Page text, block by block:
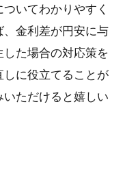
いてわかりやすく
金利差が円安に与
た場合の対応策を
に役立てることが
ただけると嬉しい